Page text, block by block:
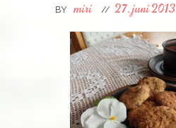
BY miri // 27. juni 2013